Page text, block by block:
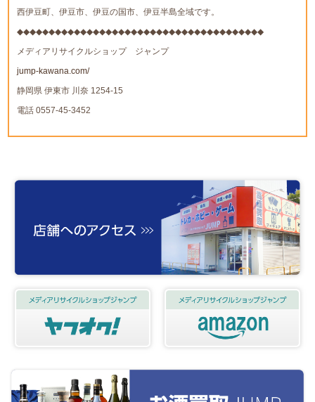
西伊豆町、伊豆市、伊豆の国市、伊豆半島全域です。
◆◆◆◆◆◆◆◆◆◆◆◆◆◆◆◆◆◆◆◆◆◆◆◆◆◆◆◆◆◆◆◆◆◆◆◆◆◆◆
メディアリサイクルショップ ジャンプ
jump-kawana.com/
静岡県 伊東市 川奈 1254-15
電話 0557-45-3452